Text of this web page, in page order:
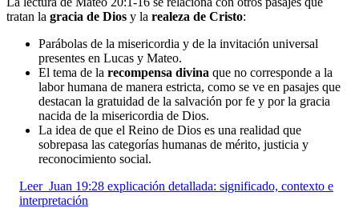
tratan la gracia de Dios y la realeza de Cristo:
Parábolas de la misericordia y de la invitación universal
presentes en Lucas y Mateo.
El tema de la recompensa divina que no corresponde a la
labor humana de manera estricta, como se ve en pasajes que
destacan la gratuidad de la salvación por fe y por la gracia
nacida de la misericordia de Dios.
La idea de que el Reino de Dios es una realidad que
sobrepasa las categorías humanas de mérito, justicia y
reconocimiento social.
Leer Juan 19:28 explicación detallada: significado, contexto e
interpretación